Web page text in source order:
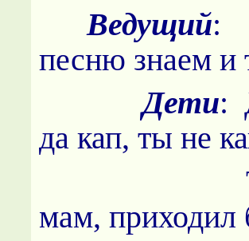
Ведущий:
песню знаем и
Дети:
да кап, ты не
Ты не
мам,